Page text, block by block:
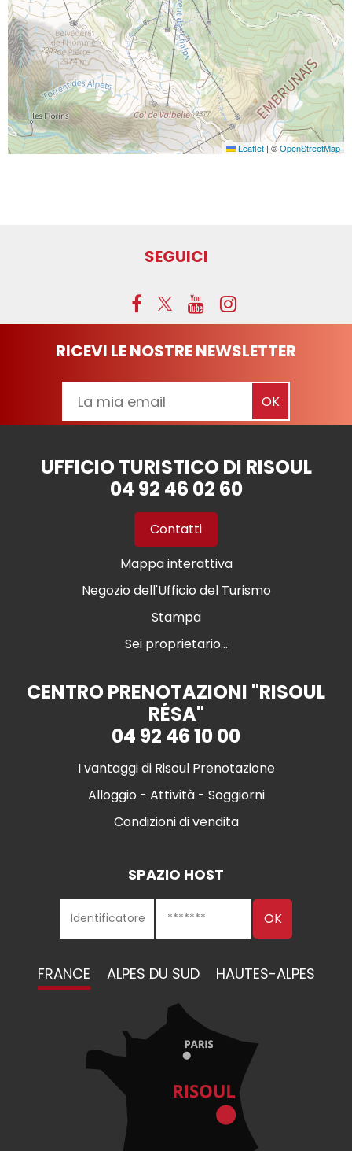
Leaflet | ©OpenStreetMap
SEGUICI
RICEVI LE NOSTRE NEWSLETTER
UFFICIO TURISTICO DI RISOUL
04 92 46 02 60
Contatti
Mappa interattiva
Negozio dell'Ufficio del Turismo
Stampa
Sei proprietario...
CENTRO PRENOTAZIONI "RISOUL
RÉSA"
04 92 46 10 00
I vantaggi di Risoul Prenotazione
Alloggio - Attività - Soggiorni
Condizioni di vendita
SPAZIO HOST
FRANCE ALPES DU SUD HAUTES-ALPES